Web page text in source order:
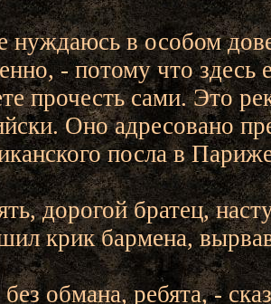
нуждаюсь в особом
- потому что здесь
прочесть сами. Это
Оно адресовано
посла в
дорогой братец,
крик бармена,
обмана, ребята, -